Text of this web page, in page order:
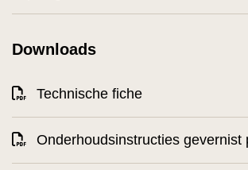
Downloads
Technische fiche
Onderhoudsinstructies gevernist